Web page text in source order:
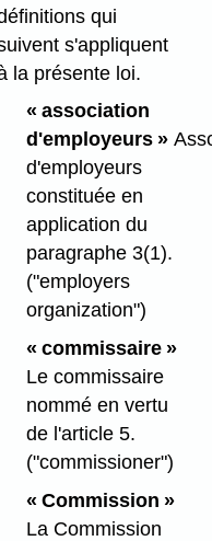
qui
s'appliquent
la présente loi.
« association
d'employeurs »
d'employeurs
constituée en
application du
paragraphe 3(1).
("employers
organization")
« commissaire »
Le commissaire
nommé en vertu
de l'article 5.
("commissioner")
« Commission »
La Commission